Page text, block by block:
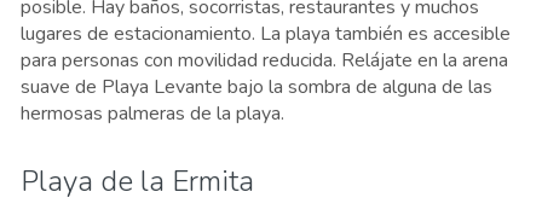
posible. Hay baños, socorristas, restaurantes y muchos
lugares de estacionamiento. La playa también es accesible
para personas con movilidad reducida. Relájate en la arena
suave de Playa Levante bajo la sombra de alguna de las
hermosas palmeras de la playa.
Playa de la Ermita